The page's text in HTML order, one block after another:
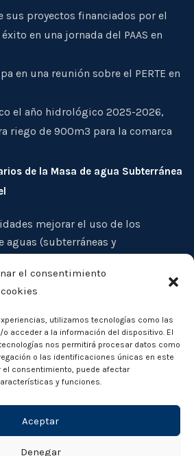
el consentimiento
utilizamos tecnologías como las
acceder a la información del dispositivo. El
nos permitirá procesar datos como
o las identificaciones únicas en este
el consentimiento, puede afectar
y funciones.
Aceptar
Denegar
sus proyectos financiados por el
en una jornada del PAAS en
en una reunión sobre el PERTE en
el año hidrológico 2025-2026,
riego de 900m3 para la comarca
de la Masa de agua Subterránea
mejorar el uso de los
aguas (subterráneas y
así como la protección
y la defensa de los intereses